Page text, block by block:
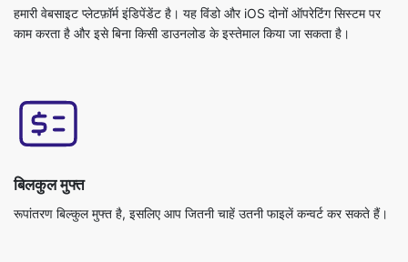
हमारी वेबसाइट प्लेटफ़ॉर्म इंडिपेंडेंट है। यह विंडो और iOS दोनों ऑपरेटिंग सिस्टम पर
काम करता है और इसे बिना किसी डाउनलोड के इस्तेमाल किया जा सकता है।
बिलकुल मुफ्त
रूपांतरण बिल्कुल मुफ्त है, इसलिए आप जितनी चाहें उतनी फाइलें कन्वर्ट कर सकते हैं।